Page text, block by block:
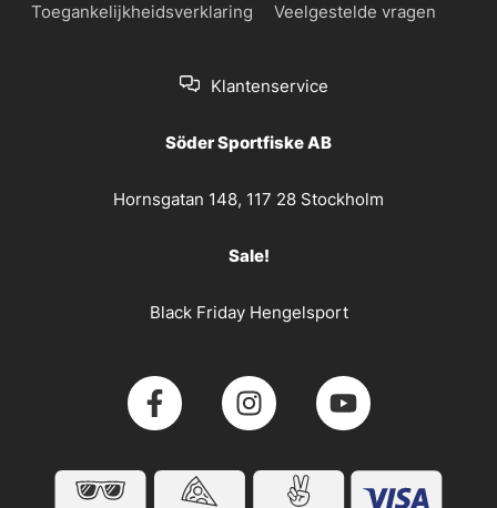
Toegankelijkheidsverklaring Veelgestelde vragen
Klantenservice
Söder Sportfiske AB
Hornsgatan 148, 117 28 Stockholm
Sale!
Black Friday Hengelsport